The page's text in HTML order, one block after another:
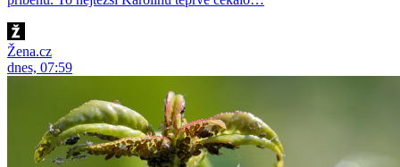
Žena.cz
dnes, 07:59